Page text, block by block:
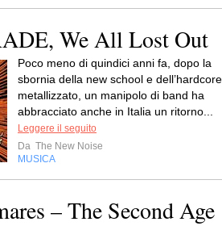
We All Lost Out
Poco meno di quindici anni fa, dopo la
sbornia della new school e dell’hardcore
metallizzato, un manipolo di band ha
abbracciato anche in Italia un ritorno...
Leggere il seguito
Da The New Noise
MUSICA
– The Second Age